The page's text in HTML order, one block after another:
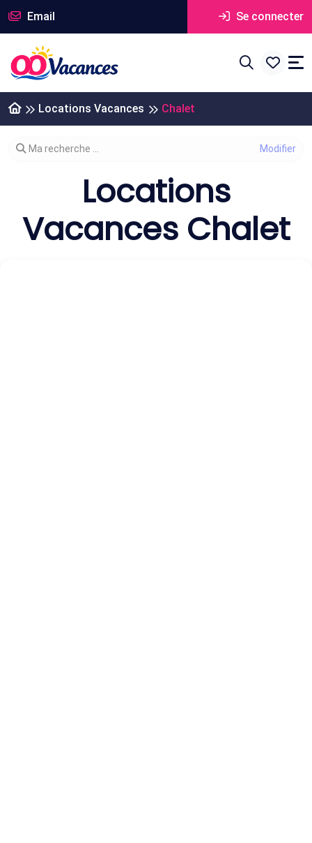
Email Se connecter
Locations Vacances Chalet
Modifier votre recherche
Ma recherche ...
Locations
Vacances Chalet